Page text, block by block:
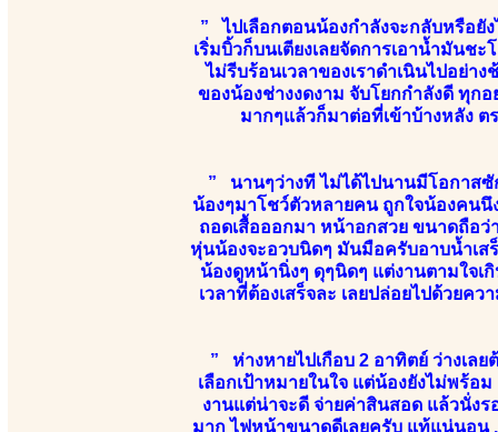
” ไปเลือกตอนน้องกำลังจะกลับหรือยั
เริ่มบิ้วก็บนเตียงเลยจัดการเอาน้ำมันช
ไม่รีบร้อนเวลาของเราดำเนินไปอย่า
ของน้องช่างงดงาม จับโยกกำลังดี ทุก
มากๆแล้วก็มาต่อที่เข้าบ้างหลัง
” นานๆว่างที ไม่ได้ไปนานมีโอกาสซั
น้องๆมาโชว์ตัวหลายคน ถูกใจน้องคนนึ
ถอดเสื้อออกมา หน้าอกสวย ขนาดถือ
หุ่นน้องจะอวบนิดๆ มันมือครับอาบน้ำเส
น้องดูหน้านิ่งๆ ดุๆนิดๆ แต่งานตามใจ
เวลาที่ต้องเสร็จละ เลยปล่อยไปด้วย
” ห่างหายไปเกือบ 2 อาทิตย์ ว่างเลย
เลือกเป้าหมายในใจ แต่น้องยังไม่พร้
งานแต่น่าจะดี จ่ายค่าสินสอด แล้วนั่
มาก ไฟหน้าขนาดดีเลยครับ แท้แน่นอน